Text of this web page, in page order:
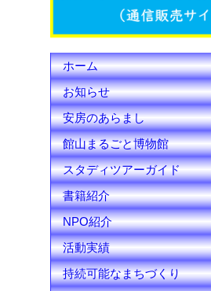
C
h
a
n
n
e
l
ホーム
お知らせ
安房のあらまし
館山まるごと博物館
スタディツアーガイド
書籍紹介
NPO紹介
活動実績
持続可能なまちづくり